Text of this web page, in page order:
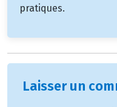
pratiques.
Laisser un